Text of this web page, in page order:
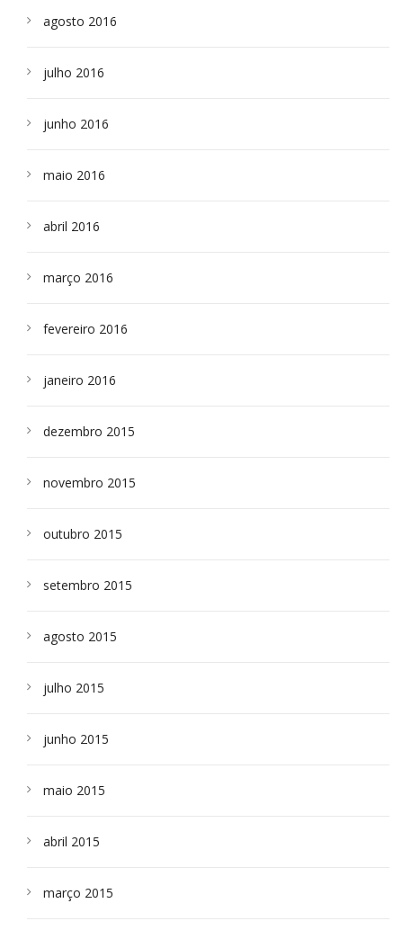
agosto 2016
julho 2016
junho 2016
maio 2016
abril 2016
março 2016
fevereiro 2016
janeiro 2016
dezembro 2015
novembro 2015
outubro 2015
setembro 2015
agosto 2015
julho 2015
junho 2015
maio 2015
abril 2015
março 2015